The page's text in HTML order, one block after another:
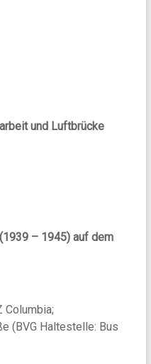
und Luftbrücke
– 1945) auf dem
Columbia;
(BVG Haltestelle: Bus